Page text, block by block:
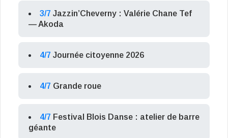
3/7 Jazzin’Cheverny : Valérie Chane Tef
— Akoda
4/7 Journée citoyenne 2026
4/7 Grande roue
4/7 Festival Blois Danse : atelier de barre
géante